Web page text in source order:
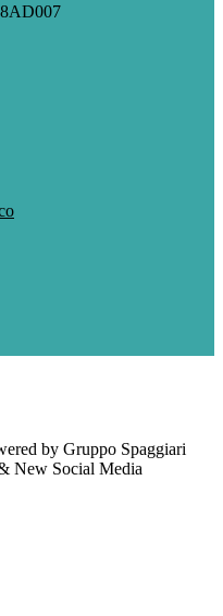
by Gruppo Spaggiari
New Social Media